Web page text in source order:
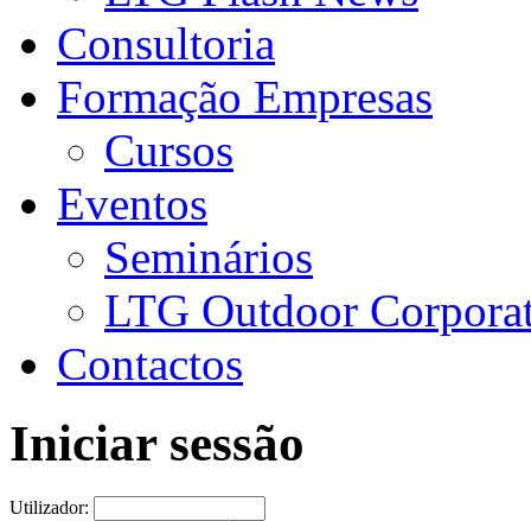
Consultoria
Formação Empresas
Cursos
Eventos
Seminários
LTG Outdoor
Contactos
Iniciar sessão
Utilizador: